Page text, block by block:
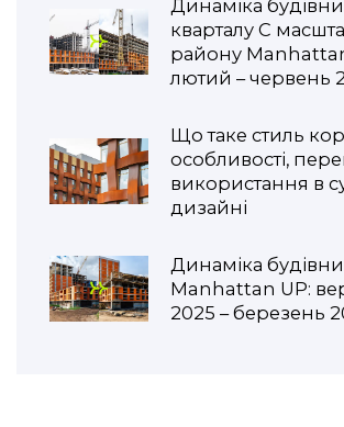
Динаміка
кварталу С
району
лютий – червень
Що таке стиль
особливості,
використання в
дизайні
Динаміка
Manhattan UP:
2025 – березень